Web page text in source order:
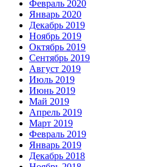
Февраль 2020
Январь 2020
Декабрь 2019
Ноябрь 2019
Октябрь 2019
Сентябрь 2019
Август 2019
Июль 2019
Июнь 2019
Май 2019
Апрель 2019
Март 2019
Февраль 2019
Январь 2019
Декабрь 2018